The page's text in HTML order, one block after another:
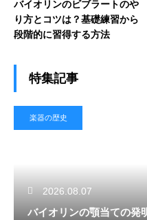
バイオリンのビブラートのや
り方とコツは？基礎練習から
段階的に習得する方法
特集記事
楽器の歴史
2026.08.07
バイオリンの顎当ての発